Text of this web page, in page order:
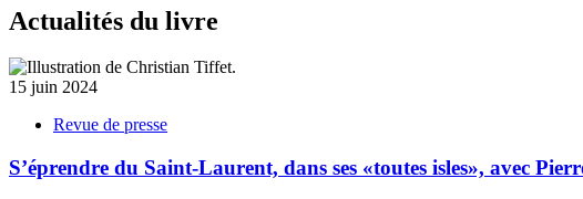
Actualités du livre
15 juin 2024
Revue de presse
S’éprendre du Saint-Laurent, dans ses «toutes isles», avec